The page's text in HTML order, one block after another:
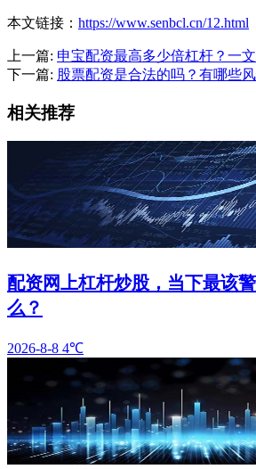
本文链接： https://www.senbcl.cn/12.html
上一篇: 申宝配资最高多少倍杠杆？一
下一篇: 股票配资是合法的吗？有哪些风
相关推荐
配资网上杠杆炒股，当下最该
么？
2026-8-8 4℃